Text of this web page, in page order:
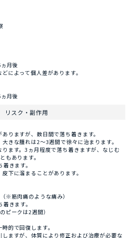
月後
によって個人差があります。
月後
リスク・副作用
りますが、数日間で落ち着きます。
きな腫れは2～3週間で徐々に治まります。
ます。3ヵ月程度で落ち着きますが、なじむ
もあります。
きます。
下に溜まることがあります。
※筋肉痛のような痛み）
きます。
ピークは2週間）
的で回復します。
ますが、体質により修正および治療が必要な